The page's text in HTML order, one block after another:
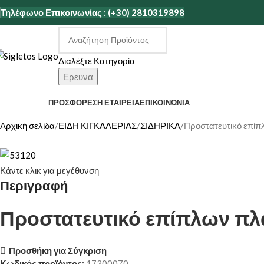
Τηλέφωνο Επικοινωνίας : (+30) 2810319898
Διαλέξτε Κατηγορία
Ερευνα
ΠΡΟΣΦΟΡΕΣΗ ΕΤΑΙΡΕΊΑΕΠΙΚΟΙΝΩΝΊΑ
Αρχική σελίδα ΕΙΔΗ ΚΙΓΚΑΛΕΡΙΑΣ ΣΙΔΗΡΙΚΑ Προστατευτικό
Κάντε κλικ για μεγέθυνση
Περιγραφή
Προστατευτικό επίπλων
Προσθήκη για Σύγκριση